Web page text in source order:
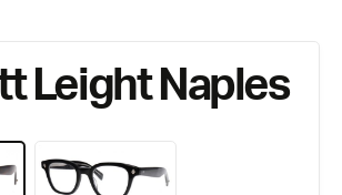
Leight Naples